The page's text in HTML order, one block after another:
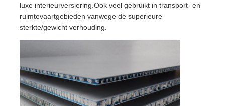
luxe interieurversiering.Ook veel gebruikt in transport- en
ruimtevaartgebieden vanwege de superieure
sterkte/gewicht verhouding.